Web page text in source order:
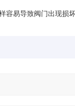
易导致阀门出现损坏